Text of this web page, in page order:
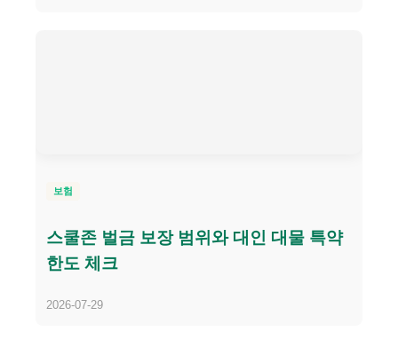
보험
스쿨존 벌금 보장 범위와 대인 대물 특약
한도 체크
2026-07-29